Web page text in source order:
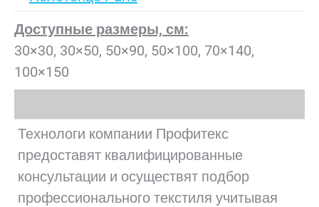
Доступные размеры, см:
30×30, 30×50, 50×90, 50×100, 70×140,
100×150
Технологи компании Профитекс
предоставят квалифицированные
консультации и осуществят подбор
профессионального текстиля учитывая